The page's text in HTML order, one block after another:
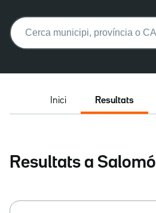
Buscar:
Inici Resultats
Resultats a Salomó